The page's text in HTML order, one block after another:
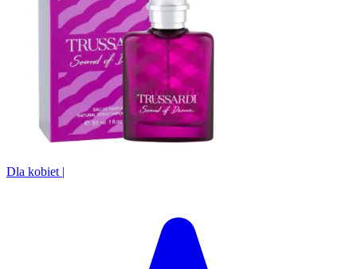
Dla kobiet |